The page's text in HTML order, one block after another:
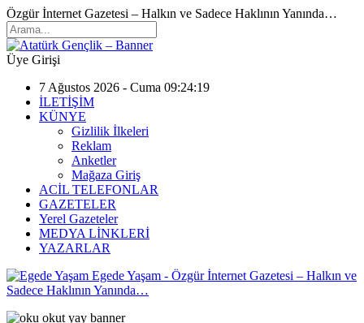
Özgür İnternet Gazetesi – Halkın ve Sadece Haklının Yanında…
Üye Girişi
7 Ağustos 2026 - Cuma 09:24:19
İLETİŞİM
KÜNYE
Gizlilik İlkeleri
Reklam
Anketler
Mağaza Giriş
ACİL TELEFONLAR
GAZETELER
Yerel Gazeteler
MEDYA LİNKLERİ
YAZARLAR
Egede Yaşam - Özgür İnternet Gazetesi – Halkın ve
Sadece Haklının Yanında…